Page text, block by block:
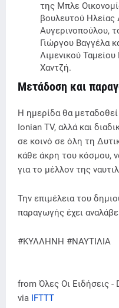
της Μπλε
βουλευτού
Αυγερινοπούλου,
Γιώργου Βαγγέλα
Λιμενικού
Χαντζή.
Μετάδοση και
Η ημερίδα θα
Ionian TV, αλλά και
σε κοινό σε όλη τη
κάθε άκρη του κόσμου,
για το μέλλον της
Την επιμέλεια του
παραγωγής έχει
#ΚΥΛΛΗΝΗ #ΝΑΥΤΙΛΙΑ
from Όλες Οι Ειδήσεις -
via IFTTT